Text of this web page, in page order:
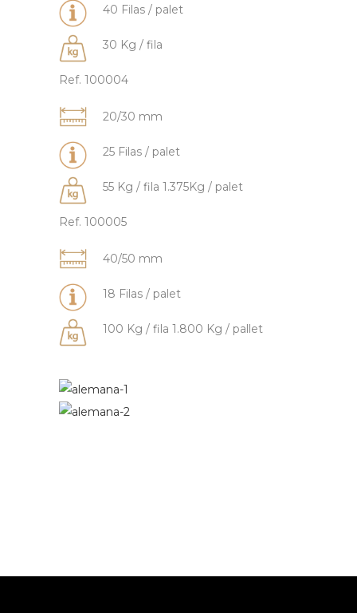
40 Filas / palet
30 Kg / fila
Ref. 100004
20/30 mm
25 Filas / palet
55 Kg / fila 1.375Kg / palet
Ref. 100005
40/50 mm
18 Filas / palet
100 Kg / fila 1.800 Kg / pallet